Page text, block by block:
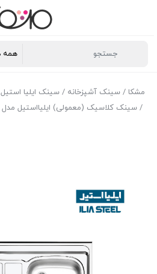
مشکا / سینک آشپزخانه / سینک ایلیا استیل
/ سینک کلاسیک (معمولی) ایلیااستیل مدل 131